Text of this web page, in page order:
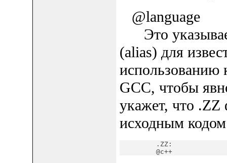
@language
Это
(alias) для
использованию
GCC, чтобы
укажет, что
исходным
         .ZZ:
         @c++